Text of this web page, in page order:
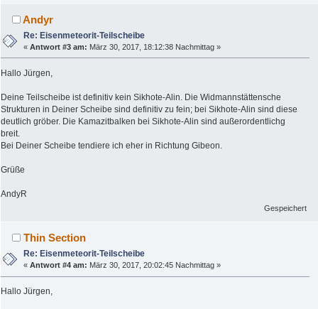
Andyr
Re: Eisenmeteorit-Teilscheibe
«Antwort #3 am: März 30, 2017, 18:12:38 Nachmittag »
Hallo Jürgen,
Deine Teilscheibe ist definitiv kein Sikhote-Alin. Die Widmannstättensche
Strukturen in Deiner Scheibe sind definitiv zu fein; bei Sikhote-Alin sind diese
deutlich gröber. Die Kamazitbalken bei Sikhote-Alin sind außerordentlichg
breit.
Bei Deiner Scheibe tendiere ich eher in Richtung Gibeon.
Grüße
AndyR
Gespeichert
Thin Section
Re: Eisenmeteorit-Teilscheibe
«Antwort #4 am: März 30, 2017, 20:02:45 Nachmittag »
Hallo Jürgen,